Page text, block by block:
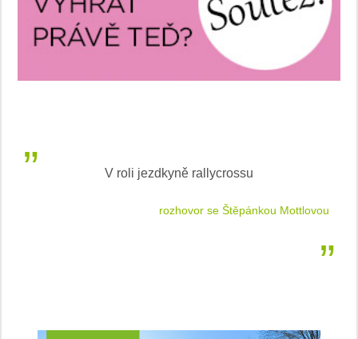
V roli jezdkyně rallycrossu
rozhovor se Štěpánkou Mottlovou